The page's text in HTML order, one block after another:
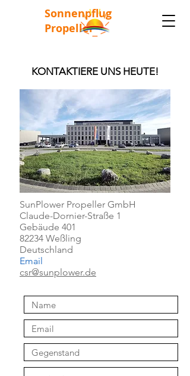
Sonnenpflug
Propeller
KONTAKTIERE UNS HEUTE!
SunPlower Propeller GmbH
Claude-Dornier-Straße 1
Gebäude 401
82234 Weßling
Deutschland
Email
csr@sunplower.de